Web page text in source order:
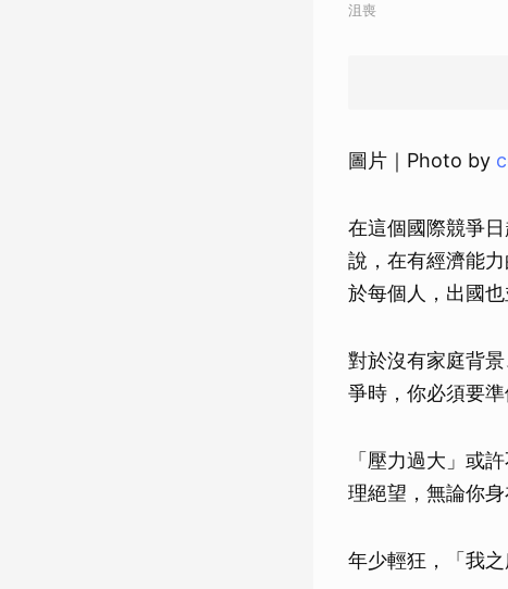
沮喪
圖片｜Photo by
在這個國際競爭
說，在有經濟能
於每個人，出國
對於沒有家庭背
爭時，你必須要
「壓力過大」或
理絕望，無論你身
年少輕狂，「我